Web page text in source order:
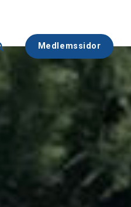
Medlemssidor